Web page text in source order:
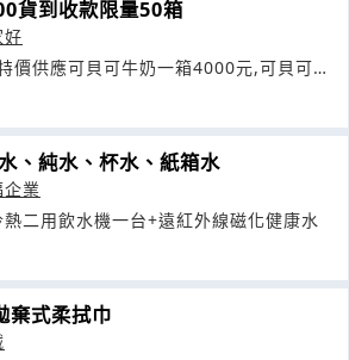
貨到收款限量50箱
好
價供應可貝可牛奶一箱4000元,可貝可羊
、純水、杯水、紙箱水
業
熱二用飲水機一台+遠紅外線磁化健康水
式柔拭巾